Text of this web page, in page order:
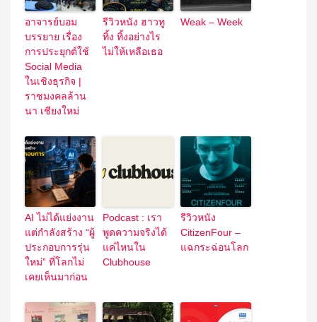
อาจารย์บอม
บรรยาย เรื่อง
การประยุกต์ใช้
Social Media
ในเชิงธุรกิจ |
ราชมงคลล้าน
นา เชียงใหม่
รีวิวหนัง ฮาวทู
ทิ้ง ทิ้งอย่างไร
ไม่ให้เหลือเธอ
Weak – Week
AI ไม่ได้แย่งงาน
แต่กำลังสร้าง “ผู้
ประกอบการรุ่น
ใหม่” ที่โลกไม่
เคยเห็นมาก่อน
Podcast : เรา
พูดความจริงได้
แค่ไหนใน
Clubhouse
รีวิวหนัง
CitizenFour –
แฉกระฉ่อนโลก